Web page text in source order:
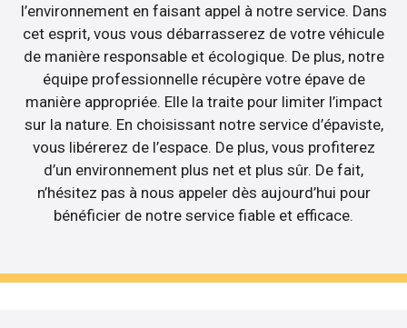
l’environnement en faisant appel à notre service. Dans
cet esprit, vous vous débarrasserez de votre véhicule
de manière responsable et écologique. De plus, notre
équipe professionnelle récupère votre épave de
manière appropriée. Elle la traite pour limiter l’impact
sur la nature. En choisissant notre service d’épaviste,
vous libérerez de l’espace. De plus, vous profiterez
d’un environnement plus net et plus sûr. De fait,
n’hésitez pas à nous appeler dès aujourd’hui pour
bénéficier de notre service fiable et efficace.